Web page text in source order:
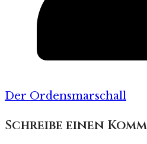
Der Ordensmarschall
Schreibe einen